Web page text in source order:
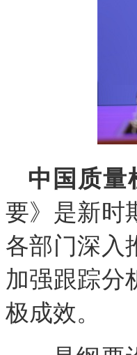
中国质量
要》是新时
各部门深入
加强跟踪分
极成效。